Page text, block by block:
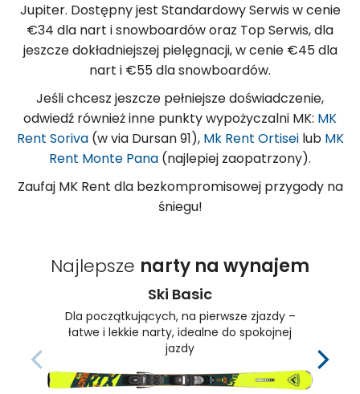
Jupiter. Dostępny jest Standardowy Serwis w cenie
€34 dla nart i snowboardów oraz Top Serwis, dla
jeszcze dokładniejszej pielęgnacji, w cenie €45 dla
nart i €55 dla snowboardów.
Jeśli chcesz jeszcze pełniejsze doświadczenie,
odwiedź również inne punkty wypożyczalni MK: MK
Rent Soriva(w via Dursan 91), Mk Rent Ortiseilub MK
Rent Monte Pana (najlepiej zaopatrzony).
Zaufaj MK Rent dla bezkompromisowej przygody na
śniegu!
Najlepsze narty na wynajem
Ski Basic
Dla początkujących, na pierwsze zjazdy –
łatwe i lekkie narty, idealne do spokojnej
jazdy